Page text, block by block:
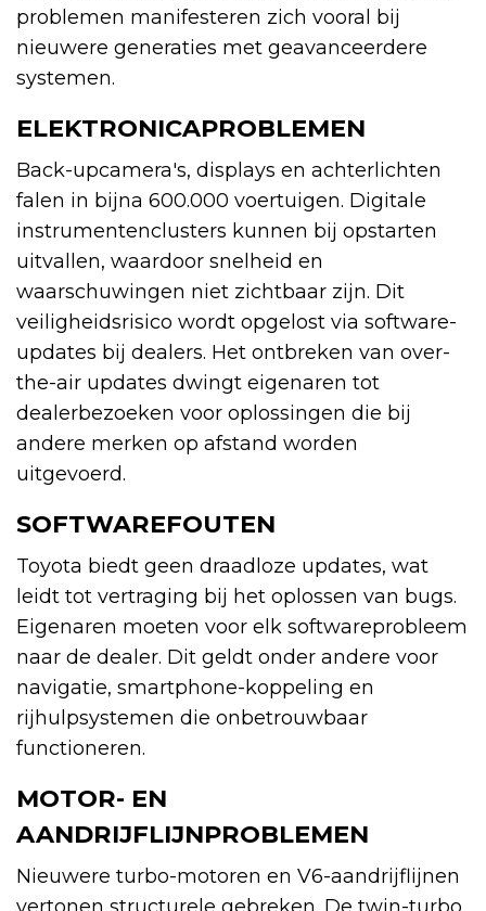
problemen manifesteren zich vooral bij
nieuwere generaties met geavanceerdere
systemen.
ELEKTRONICAPROBLEMEN
Back-upcamera's, displays en achterlichten
falen in bijna 600.000 voertuigen. Digitale
instrumentenclusters kunnen bij opstarten
uitvallen, waardoor snelheid en
waarschuwingen niet zichtbaar zijn. Dit
veiligheidsrisico wordt opgelost via software-
updates bij dealers. Het ontbreken van over-
the-air updates dwingt eigenaren tot
dealerbezoeken voor oplossingen die bij
andere merken op afstand worden
uitgevoerd.
SOFTWAREFOUTEN
Toyota biedt geen draadloze updates, wat
leidt tot vertraging bij het oplossen van bugs.
Eigenaren moeten voor elk softwareprobleem
naar de dealer. Dit geldt onder andere voor
navigatie, smartphone-koppeling en
rijhulpsystemen die onbetrouwbaar
functioneren.
MOTOR- EN
AANDRIJFLIJNPROBLEMEN
Nieuwere turbo-motoren en V6-aandrijflijnen
vertonen structurele gebreken. De twin-turbo